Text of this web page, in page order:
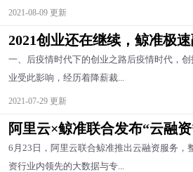
2021-08-09 更新
2021创业还在继续，鲸准极
一、后疫情时代下的创业之路后疫情时代，
业受此影响，经历着降薪裁...
2021-07-29 更新
阿里云×鲸准联合发布“云融
6月23日，阿里云联合鲸准推出云融资服务
资行业内领先的大数据与专...